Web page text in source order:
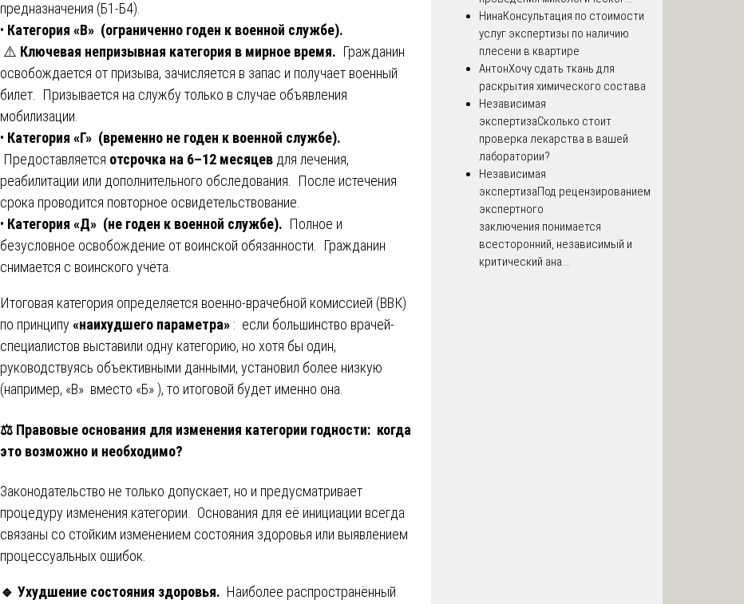
предназначения (Б1-Б4).
• Категория «В» (ограниченно годен к военной службе).
⚠️ Ключевая непризывная категория в мирное время. Гражданин
освобождается от призыва, зачисляется в запас и получает военный
билет. Призывается на службу только в случае объявления
мобилизации.
• Категория «Г» (временно не годен к военной службе).
Предоставляется отсрочка на 6–12 месяцев для лечения,
реабилитации или дополнительного обследования. После истечения
срока проводится повторное освидетельствование.
• Категория «Д» (не годен к военной службе). Полное и
безусловное освобождение от воинской обязанности. Гражданин
снимается с воинского учёта.
Итоговая категория определяется военно-врачебной комиссией (ВВК)
по принципу «наихудшего параметра» : если большинство врачей-
специалистов выставили одну категорию, но хотя бы один,
руководствуясь объективными данными, установил более низкую
(например, «В» вместо «Б» ), то итоговой будет именно она.
⚖️ Правовые основания для изменения категории годности: когда
это возможно и необходимо?
Законодательство не только допускает, но и предусматривает
процедуру изменения категории. Основания для её инициации всегда
связаны со стойким изменением состояния здоровья или выявлением
процессуальных ошибок.
🔹 Ухудшение состояния здоровья. Наиболее распространённый
НинаКонсультация по стоимости
услуг экспертизы по наличию
плесени в квартире
АнтонХочу сдать ткань для
раскрытия химического состава
Независимая
экспертизаСколько стоит
проверка лекарства в вашей
лаборатории?
Независимая
экспертизаПод рецензированием
экспертного
заключения понимается
всесторонний, независимый и
критический ана...